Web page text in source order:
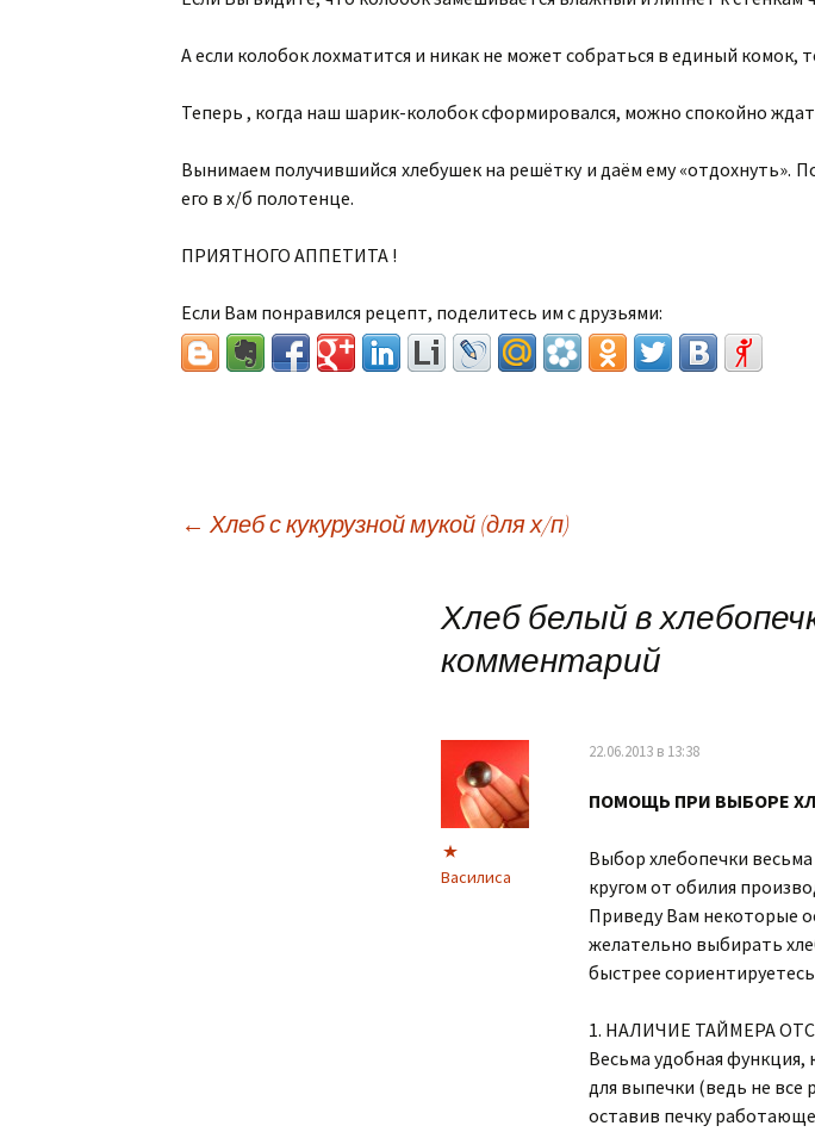
А если колобок лохматится и никак не может собраться в единый комок,
Теперь , когда наш шарик-колобок сформировался, можно спокойно
Вынимаем получившийся хлебушек на решётку и даём ему «отдохнуть».
его в х/б полотенце.
ПРИЯТНОГО АППЕТИТА !
Если Вам понравился рецепт, поделитесь им с друзьями:
← Хлеб с кукурузной мукой (для х/п)
Хлеб белый в
комментарий
Василиса
22.06.2013 в 13:38
ПОМОЩЬ ПРИ ВЫБОРЕ
Выбор хлебопечки весьма
кругом от обилия
Приведу Вам некоторые
желательно выбирать
быстрее
1. НАЛИЧИЕ ТАЙМЕРА
Весьма удобная
для выпечки (ведь не все
оставив печку